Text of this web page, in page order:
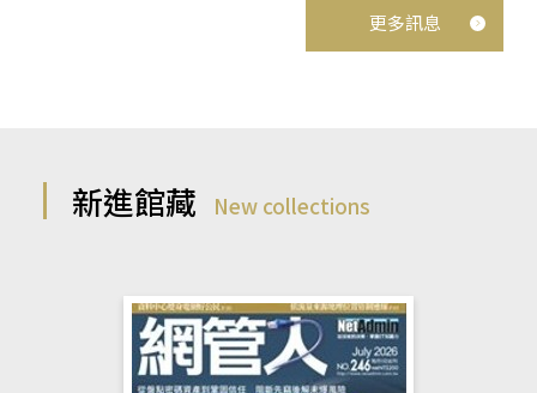
更多訊息
新進館藏 New collections